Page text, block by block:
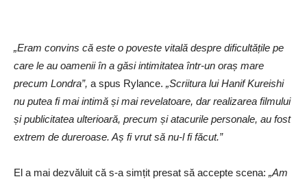
„Eram convins că este o poveste vitală despre dificultățile pe
care le au oamenii în a găsi intimitatea într-un oraș mare
precum Londra”, a spus Rylance. „Scriitura lui Hanif Kureishi
nu putea fi mai intimă și mai revelatoare, dar realizarea filmului
și publicitatea ulterioară, precum și atacurile personale, au fost
extrem de dureroase. Aș fi vrut să nu-l fi făcut.”
El a mai dezvăluit că s-a simțit presat să accepte scena: „Am